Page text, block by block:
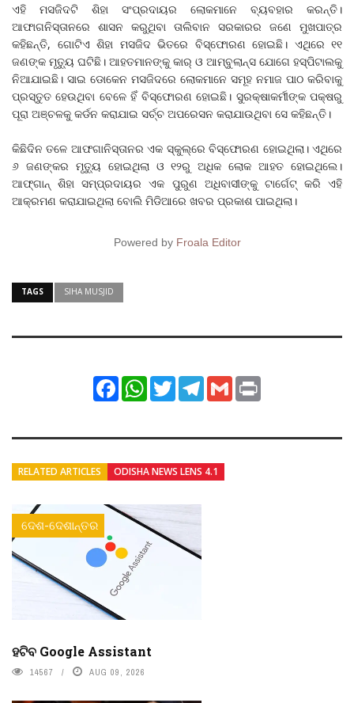
ଏହି ମସଜିଦଟି ଶିହା ସଂପ୍ରଦାୟର ଲୋକମାନେ ବ୍ୟବହାର କରନ୍ତି।
ଆଫାଗନିସ୍ତାନରେ ଶାସନ କରୁଥିବା ତାଲିବାନ ସରକାରର ଜଣେ ମୁଖପାତ୍ର
କହିଛନ୍ତି, ଗୋଟିଏ ଶିହା ମସଜିଦ ଭିତରେ ବିସ୍ଫୋରଣ ହୋଇଛି। ଏଥିରେ ୧୧
ଜଣଙ୍କ ମୃତ୍ୟୁ ଘଟିଛି। ଆହତମାନଙ୍କୁ କାର୍‌ ଓ ଆମ୍ବୁଲାନ୍ସ ଯୋଗେ ହସ୍ପିଟାଲକୁ
ନିଆଯାଇଛି। ସାଇ ଡୋକେନ ମସଜିଦରେ ଲୋକମାନେ ସମୂହ ନମାଜ ପାଠ କରିବାକୁ
ପ୍ରସ୍ତୁତ ହେଉଥିବା ବେଳେ ହିଁ ବିସ୍ଫୋରଣ ହୋଇଛି। ସୁରକ୍ଷାକର୍ମୀଙ୍କ ପକ୍ଷରୁ
ପୂରା ଅଞ୍ଚଳକୁ କର୍ଡନ କରାଯାଇ ସର୍ଚ୍ଚ ଅପରେସନ କରାଯାଉଥିବା ସେ କହିଛନ୍ତି।
କିଛିଦିନ ତଳେ ଆଫଗାନିସ୍ତାନର ଏକ ସ୍କୁଲ୍‌ରେ ବିସ୍ଫୋରଣ ହୋଇଥିଲା। ଏଥିରେ
୬ ଜଣଙ୍କର ମୃତ୍ୟୁ ହୋଇଥିଲା ଓ ୧୨ରୁ ଅଧିକ ଲୋକ ଆହତ ହୋଇଥିଲେ।
ଆଫ୍‌ଗାନ୍‌ ଶିହା ସମ୍ପ୍ରଦାୟର ଏକ ପୁରୁଣ ଅଧିବାସୀଙ୍କୁ ଟାର୍ଗେଟ୍ କରି ଏହି
ଆକ୍ରମଣ କରାଯାଇଥିଲା ବୋଲି ମିଡିଆରେ ଖବର ପ୍ରକାଶ ପାଇଥିଲା।
Powered by Froala Editor
TAGS SIHA MUSJID
FacebookWhatsApp
TwitterTelegram
Gmail
RELATED ARTICLES ODISHA NEWS LENS 4.1
ଦେଶ-ଦେଶାନ୍ତର
ହଟିବ Google Assistant
14567 AUG 09, 2026